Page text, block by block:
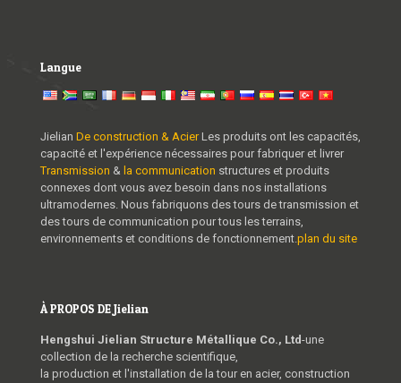
Langue
Jielian De construction & AcierLes produits ont les capacités,
capacité et l'expérience nécessaires pour fabriquer et livrer
Transmission & la communication structures et produits
connexes dont vous avez besoin dans nos installations
ultramodernes. Nous fabriquons des tours de transmission et
des tours de communication pour tous les terrains,
environnements et conditions de fonctionnement.plan du site
À PROPOS DE Jielian
Hengshui Jielian Structure Métallique Co., Ltd-une
collection de la recherche scientifique,
la production et l'installation de la tour en acier, construction